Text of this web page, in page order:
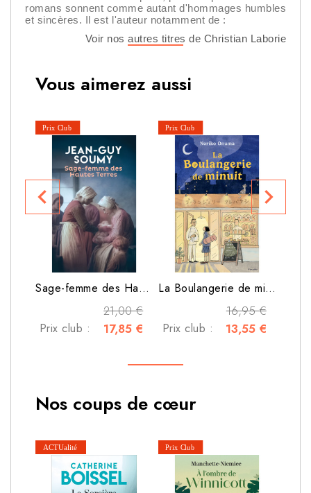
romans sonnent comme autant d'hommages humbles
et sincères. Il est l'auteur notamment de :
Voir nos autres titres de Christian Laborie
Vous aimerez aussi
Sage-femme des Hautes Terres
21,00 €
Prix club : 17,85 €
La Boulangerie de minuit
16,95 €
Prix club : 13,55 €
navigate_before navigate_next
Nos coups de cœur